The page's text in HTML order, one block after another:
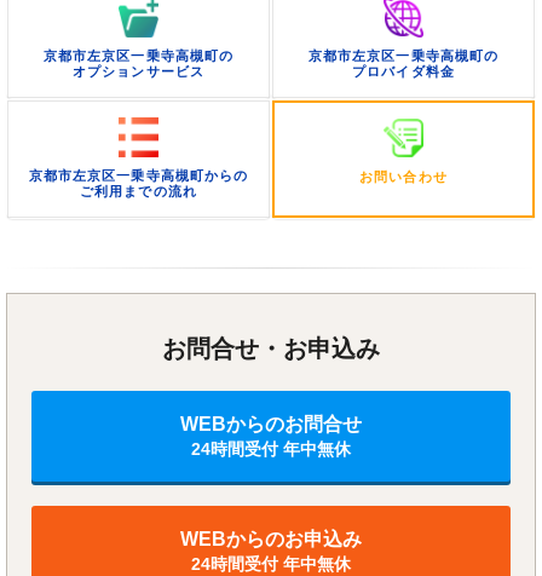
京都市左京区一乗寺高槻町の
オプションサービス
京都市左京区一乗寺高槻町の
プロバイダ料金
京都市左京区一乗寺高槻町からの
ご利用までの流れ
お問い合わせ
お問合せ・お申込み
WEBからのお問合せ
24時間受付 年中無休
WEBからのお申込み
24時間受付 年中無休